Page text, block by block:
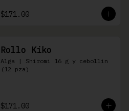
$171.00
Rollo Kiko
Alga | Shiromi 16 g y cebollin
(12 pza)
$171.00